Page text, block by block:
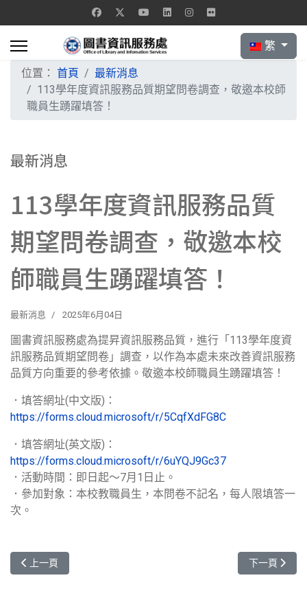
選擇你的語言
繁
位置： 首頁
最新消息
113學年度資訊服務品質期望問卷調查，敬邀本校師
職員生踴躍填答！
最新消息
113學年度資訊服務品質
期望問卷調查，敬邀本校
師職員生踴躍填答！
最新消息 2025年6月04日
圖書資訊服務處為提昇資訊服務品質，進行「113學年度資
訊服務品質期望問卷」調查，以作為本處未來改善資訊服務
品質方向重要的參考依據。敬邀本校師職員生踴躍填答！
．填答網址(中文版)：
https://forms.cloud.microsoft/r/5CqfXdFG8C
．填答網址(英文版)：
https://forms.cloud.microsoft/r/6uYQJ9Gc37
．活動時間：即日起～7月1日止。
．參加對象：本校教職員生，本問卷不記名，每人限填答一
次。
上一篇文章: 【重要通知】自115年1月起，元智大學將停用校友的
上一頁 下一篇文章:
下一頁